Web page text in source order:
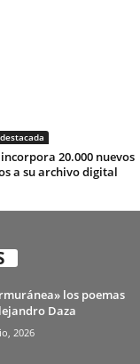
incorpora 20.000 nuevos
a su archivo digital
los poemas
Daza
2026